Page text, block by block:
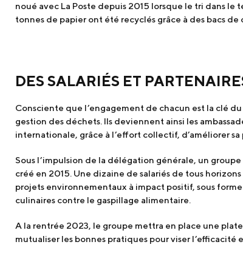
noué avec La Poste depuis 2015 lorsque le tri dans le
tonnes de papier ont été recyclés grâce à des bacs
DES SALARIÉS ET
Consciente que l’engagement de chacun est la clé
gestion des déchets. Ils deviennent ainsi les
internationale, grâce à l’effort collectif, d’améliorer
Sous l’impulsion de la délégation générale, un
créé en 2015. Une dizaine de salariés de tous
projets environnementaux à impact positif, sous
culinaires contre le gaspillage alimentaire.
A la rentrée 2023, le groupe mettra en place une
mutualiser les bonnes pratiques pour viser l’efficacité